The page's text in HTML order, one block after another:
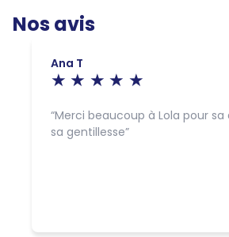
Nos avis
Ana T
Merci beaucoup à Lola pour
sa gentillesse